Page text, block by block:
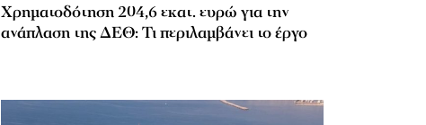
Χρηματοδότηση 204,6 εκατ. ευρώ για την
ανάπλαση της ΔΕΘ: Τι περιλαμβάνει το έργο